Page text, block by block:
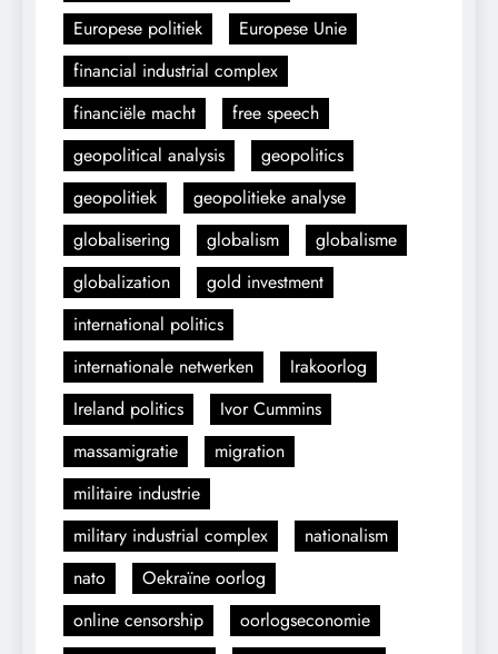
Europese politiek
Europese Unie
financial industrial complex
financiële macht
free speech
geopolitical analysis
geopolitics
geopolitiek
geopolitieke analyse
globalisering
globalism
globalisme
globalization
gold investment
international politics
internationale netwerken
Irakoorlog
Ireland politics
Ivor Cummins
massamigratie
migration
militaire industrie
military industrial complex
nationalism
nato
Oekraïne oorlog
online censorship
oorlogseconomie